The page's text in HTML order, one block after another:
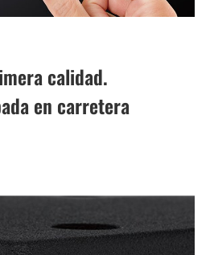
calidad.
en carretera